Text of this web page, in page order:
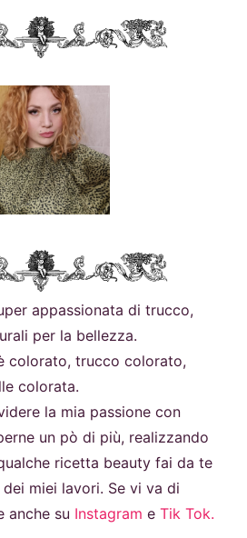
appassionata di trucco,
per la bellezza.
colorato, trucco colorato,
colorata.
la mia passione con
un pò di più, realizzando
ricetta beauty fai da te
miei lavori. Se vi va di
anche su Instagram e Tik Tok.